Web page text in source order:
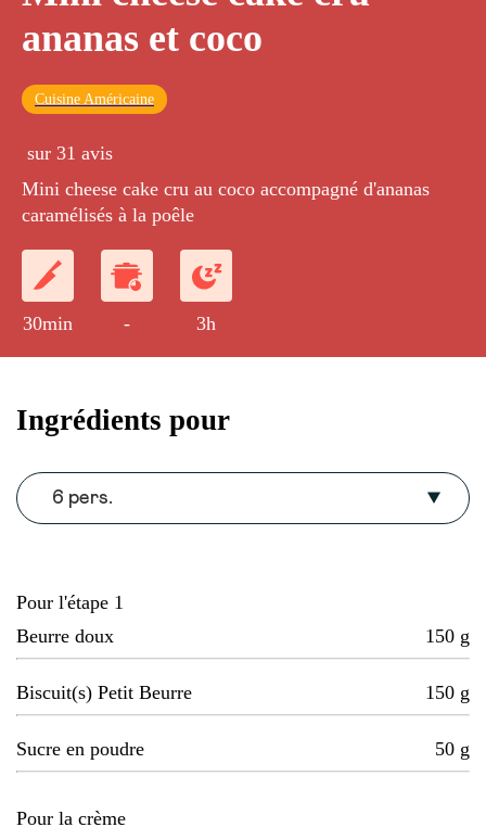
ananas et coco
Cuisine Américaine
sur 31 avis
Mini cheese cake cru au coco accompagné d'ananas
caramélisés à la poêle
30min - 3h
Ingrédients pour
6 pers.
Pour l'étape 1
Beurre doux
150 g
Biscuit(s) Petit Beurre 150 g
Sucre en poudre 50 g
Pour la crème